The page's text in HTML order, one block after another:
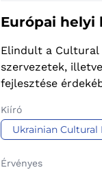
Európai helyi
Elindult a Cultural
szervezetek,
fejlesztése
Kiíró
Ukrainian
Érvényes